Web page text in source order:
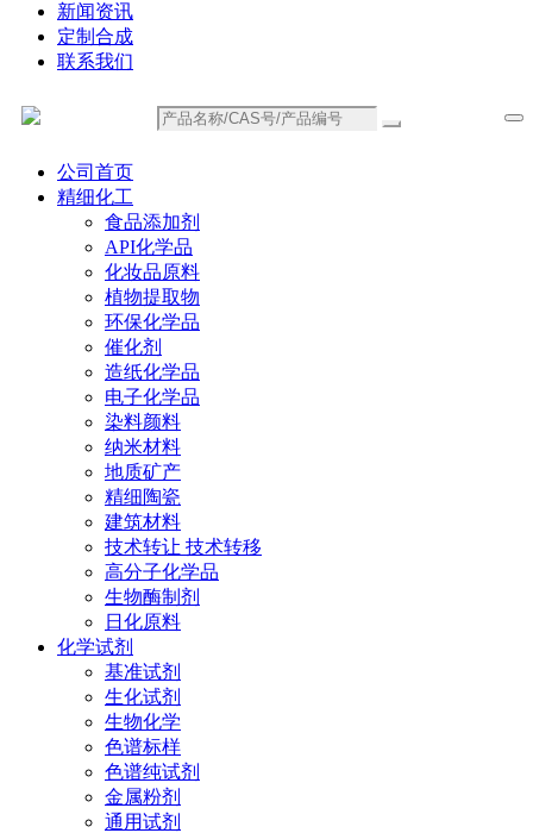
新闻资讯
定制合成
联系我们
公司首页
精细化工
食品添加剂
API化学品
化妆品原料
植物提取物
环保化学品
催化剂
造纸化学品
电子化学品
染料颜料
纳米材料
地质矿产
精细陶瓷
建筑材料
技术转让 技术转移
高分子化学品
生物酶制剂
日化原料
化学试剂
基准试剂
生化试剂
生物化学
色谱标样
色谱纯试剂
金属粉剂
通用试剂